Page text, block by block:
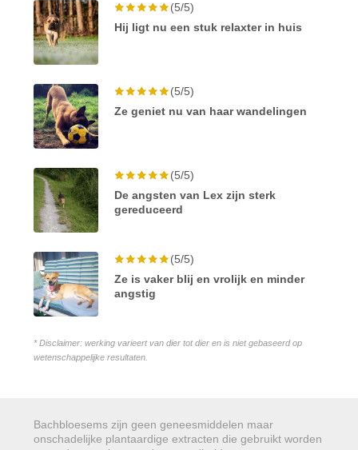
(5/5)
Hij ligt nu een stuk relaxter in huis
(5/5)
Ze geniet nu van haar wandelingen
(5/5)
De angsten van Lex zijn sterk
gereduceerd
(5/5)
Ze is vaker blij en vrolijk en minder
angstig
* Disclaimer: werking varieert van dier tot dier en is niet gebaseerd op
wetenschappelijke resultaten.
Bachbloesems zijn geen geneesmiddelen maar
onschadelijke plantaardige extracten die gebruikt worden